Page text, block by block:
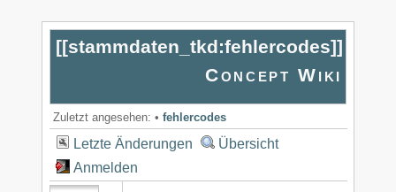
[[stammdaten_tkd:fehlercodes]]
Concept Wiki
Zuletzt angesehen: • fehlercodes
Letzte Änderungen
Übersicht
Anmelden